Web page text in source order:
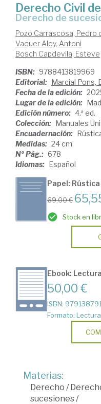
Derecho Civil
Derecho de
Pozo Carrascosa, Pedro
Vaquer Aloy, Antoni
Bosch Capdevila, Esteve
ISBN: 9788413819969
Editorial: Marcial Pons,
Fecha de la edición:
Lugar de la edición:
Edición número: 4.ª ed.
Colección: Manuales
Encuadernación:
Medidas: 24 cm
Nº Pág.: 678
Idiomas: Español
Papel: Rústica
69,00 €
Stock en
Ebook:
50,00 €
ISBN:
Formato:
Materias:
Derecho /
sucesiones/